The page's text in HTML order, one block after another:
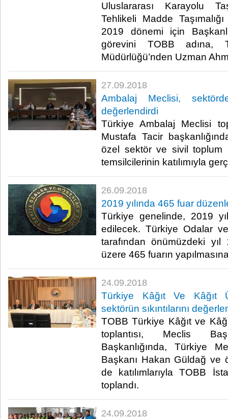
Uluslararası Karayolu
Tehlikeli Madde
2019 dönemi için
görevini TOBB adına,
Müdürlüğü’nden Uzman
27.09.2018
Ambalaj Meclisi,
değerlendirdi
Türkiye Ambalaj Meclisi
Mustafa Tacir
özel sektör ve sivil toplum
temsilcilerinin katılımıyla
26.09.2018
2019 yılında 465 fuar
Türkiye genelinde, 2019
edilecek. Türkiye Odalar
tarafından önümüzdeki yıl
üzere 465 fuarın
24.09.2018
Türkiye Kâğıt Ve Kâğıt
sektörün sıkıntılarını
TOBB Türkiye Kâğıt ve
toplantısı, Meclis
Başkanlığında, Türkiye
Başkanı Hakan Güldağ ve
de katılımlarıyla TOBB
toplandı.​
24.09.2018